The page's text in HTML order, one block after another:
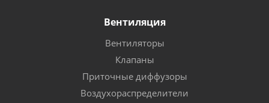
Вентиляция
Вентиляторы
Клапаны
Приточные диффузоры
Воздухораспределители